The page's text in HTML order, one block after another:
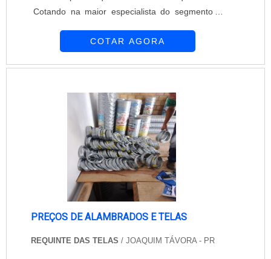
Cotando na maior especialista do segmento e
área de atuação.Quando a temática é empresa
canis, chácaras, campos de futebol, licitaçõe...
COTAR AGORA
PREÇOS DE ALAMBRADOS E TELAS
REQUINTE DAS TELAS / JOAQUIM TÁVORA - PR